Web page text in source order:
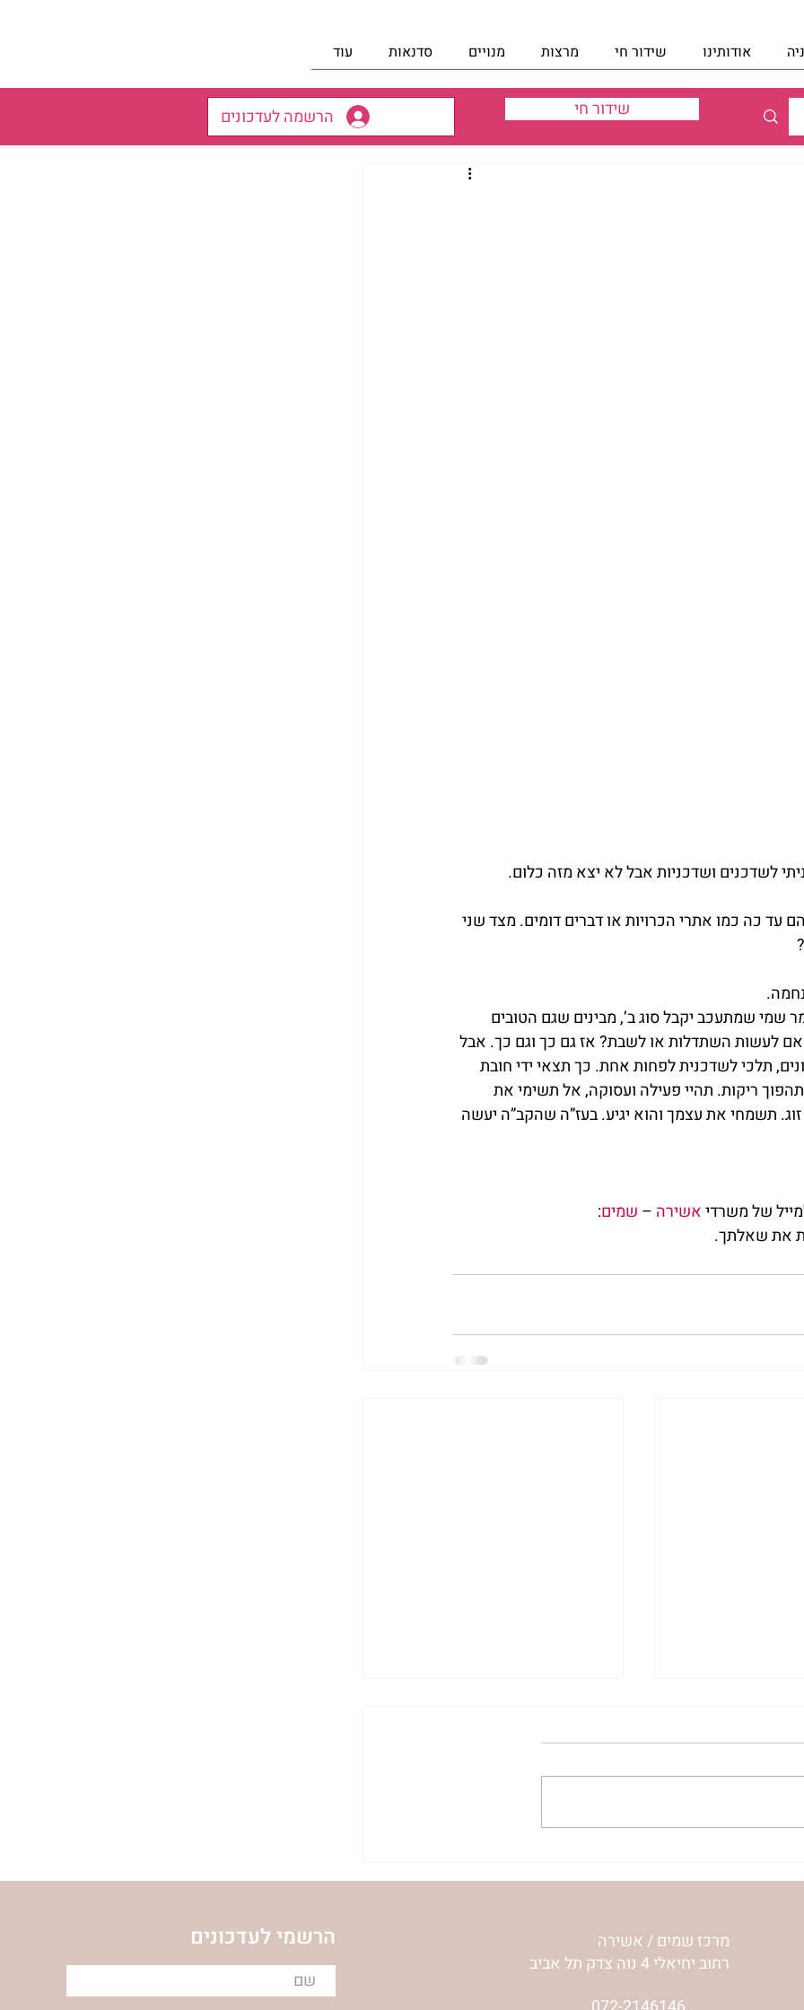
אודותינו שידור חי מרצות מנויים סדנאות עוד
הרשמה לעדכונים שידור חי
לשדכנים ושדכניות אבל לא יצא מזה כלום.
כה כמו אתרי הכרויות או דברים דומים. מצד שני
שמי שמתעכב יקבל סוג ב’, מבינים שגם הטובים
אם לעשות השתדלות או לשבת? אז גם כך וגם כך. אבל
תלכי לשדכנית לפחות אחת. כך תצאי ידי חובת
ריקות. תהיי פעילה ועסוקה, אל תשימי את
תשמחי את עצמך והוא יגיע. בעז”ה שהקב”ה יעשה
של משרדי אשירה – שמים:
עונה
נשו”ת אשירה | אתן שואלות
הרשמי לעדכונים
מרכז שמים / אשירה
רחוב יחיאלי 4 נוה צדק תל אביב